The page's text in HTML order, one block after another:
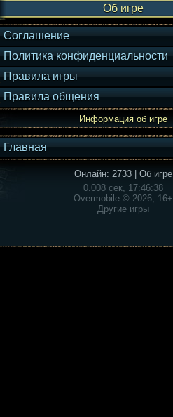
Об игре
Соглашение
Политика конфиденциальности
Правила игры
Правила общения
Информация об игре
Главная
Онлайн: 2733
Об игре
0.008 сек, 17:46:38
Overmobile © 2026, 16+
Другие игры